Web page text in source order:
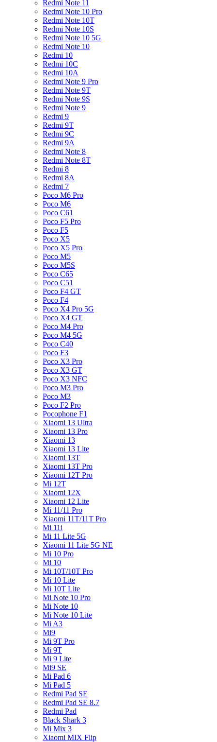
Redmi Note 11
Redmi Note 10 Pro
Redmi Note 10T
Redmi Note 10S
Redmi Note 10 5G
Redmi Note 10
Redmi 10
Redmi 10C
Redmi 10A
Redmi Note 9 Pro
Redmi Note 9T
Redmi Note 9S
Redmi Note 9
Redmi 9
Redmi 9T
Redmi 9C
Redmi 9A
Redmi Note 8
Redmi Note 8T
Redmi 8
Redmi 8A
Redmi 7
Poco M6 Pro
Poco M6
Poco C61
Poco F5 Pro
Poco F5
Poco X5
Poco X5 Pro
Poco M5
Poco M5S
Poco C65
Poco C51
Poco F4 GT
Poco F4
Poco X4 Pro 5G
Poco X4 GT
Poco M4 Pro
Poco M4 5G
Poco C40
Poco F3
Poco X3 Pro
Poco X3 GT
Poco X3 NFC
Poco M3 Pro
Poco M3
Poco F2 Pro
Pocophone F1
Xiaomi 13 Ultra
Xiaomi 13 Pro
Xiaomi 13
Xiaomi 13 Lite
Xiaomi 13T
Xiaomi 13T Pro
Xiaomi 12T Pro
Mi 12T
Xiaomi 12X
Xiaomi 12 Lite
Mi 11/11 Pro
Xiaomi 11T/11T Pro
Mi 11i
Mi 11 Lite 5G
Xiaomi 11 Lite 5G NE
Mi 10 Pro
Mi 10
Mi 10T/10T Pro
Mi 10 Lite
Mi 10T Lite
Mi Note 10 Pro
Mi Note 10
Mi Note 10 Lite
Mi A3
Mi9
Mi 9T Pro
Mi 9T
Mi 9 Lite
Mi9 SE
Mi Pad 6
Mi Pad 5
Redmi Pad SE
Redmi Pad SE 8.7
Redmi Pad
Black Shark 3
Mi Mix 3
Xiaomi MIX Flip